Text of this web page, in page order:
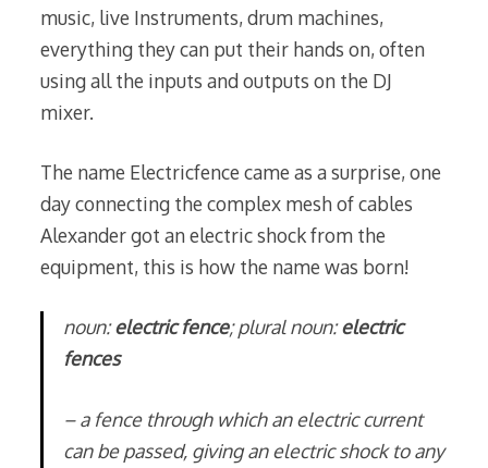
music, live Instruments, drum machines,
everything they can put their hands on, often
using all the inputs and outputs on the DJ
mixer.
The name Electricfence came as a surprise, one
day connecting the complex mesh of cables
Alexander got an electric shock from the
equipment, this is how the name was born!
noun:electric fence; plural noun:electric
fences
– a fence through which an electric current
can be passed, giving an electric shock to any